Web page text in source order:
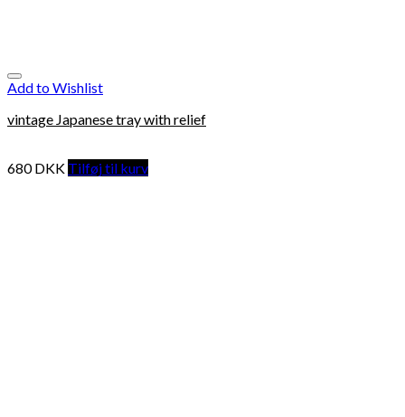
Add to Wishlist
vintage Japanese tray with relief
680DKK Tilføj til kurv